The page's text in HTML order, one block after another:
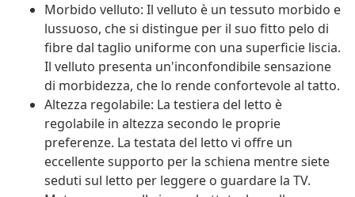
Morbido velluto: Il velluto è un tessuto morbido e
lussuoso, che si distingue per il suo fitto pelo di
fibre dal taglio uniforme con una superficie liscia.
Il velluto presenta un'inconfondibile sensazione
di morbidezza, che lo rende confortevole al tatto.
Altezza regolabile: La testiera del letto è
regolabile in altezza secondo le proprie
preferenze. La testata del letto vi offre un
eccellente supporto per la schiena mentre siete
seduti sul letto per leggere o guardare la TV.